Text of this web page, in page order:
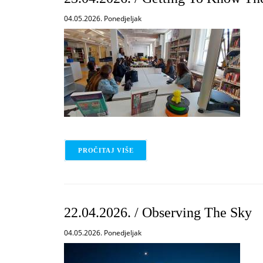
04.05.2026. Ponedjeljak
PROČITAJ VIŠE
22.04.2026. / Observing The Sky
04.05.2026. Ponedjeljak